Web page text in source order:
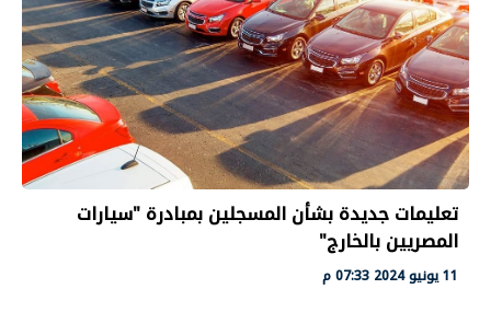
تعليمات جديدة بشأن المسجلين بمبادرة "سيارات
المصريين بالخارج"
11 يونيو 2024 07:33 م